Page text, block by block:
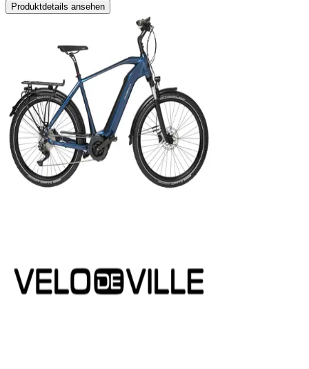
Produktdetails ansehen